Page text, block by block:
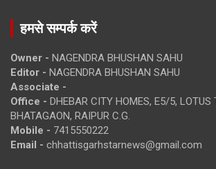
हमसे सम्पर्क करें
Owner - NAGENDRA BHUSHAN SAHU
Editor - NAGENDRA BHUSHAN SAHU
Associate -
Office - DHEBAR CITY HOMES, E5/5, LOTUS
BHATAGAON, RAIPUR C.G.
Mobile - 7415550222
Email - chhattisgarhstarnews@gmail.com